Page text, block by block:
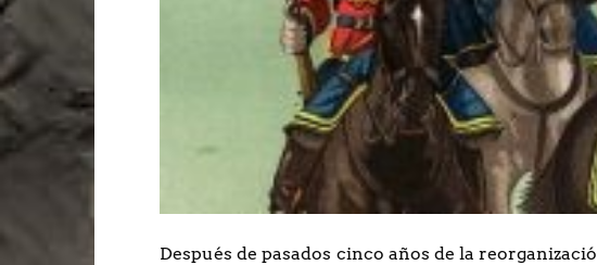
Después de pasados cinco años de la